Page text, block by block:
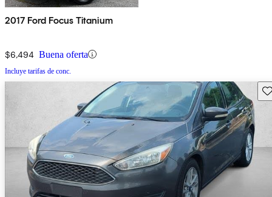
2017 Ford Focus Titanium
$6,494 Buena oferta
Incluye tarifas de conc.